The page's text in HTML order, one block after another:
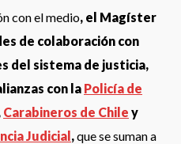
con el medio, el Magíster
de colaboración con
del sistema de justicia,
con la Policía de
Carabineros de Chile y
Judicial,que se suman a